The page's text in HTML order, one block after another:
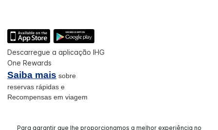
Descarregue a aplicação IHG
One Rewards
Saiba mais sobre
reservas rápidas e
Recompensas em viagem
Para garantir que lhe proporcionamos a melhor experiência no